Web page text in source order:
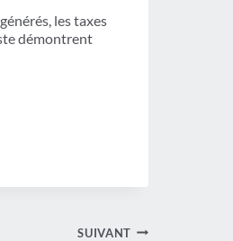
les taxes
démontrent
SUIVANT